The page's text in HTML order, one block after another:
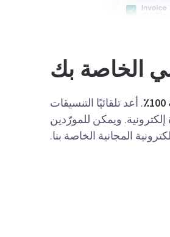
الخاصة بك
. أعد تلقائيًا التنسيقات
ويمكن للمورّدين
المجانية الخاصة بنا.